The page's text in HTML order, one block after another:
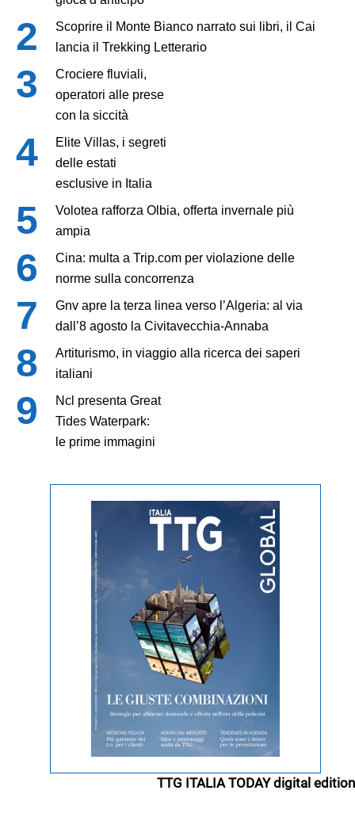
Scoprire il Monte Bianco narrato sui libri, il Cai
lancia il Trekking Letterario
Crociere fluviali,
operatori alle prese
con la siccità
Elite Villas, i segreti
delle estati
esclusive in Italia
Volotea rafforza Olbia, offerta invernale più
ampia
Cina: multa a Trip.com per violazione delle
norme sulla concorrenza
Gnv apre la terza linea verso l’Algeria: al via
dall’8 agosto la Civitavecchia-Annaba
Artiturismo, in viaggio alla ricerca dei saperi
italiani
Ncl presenta Great
Tides Waterpark:
le prime immagini
TTG ITALIA TODAY digital edition